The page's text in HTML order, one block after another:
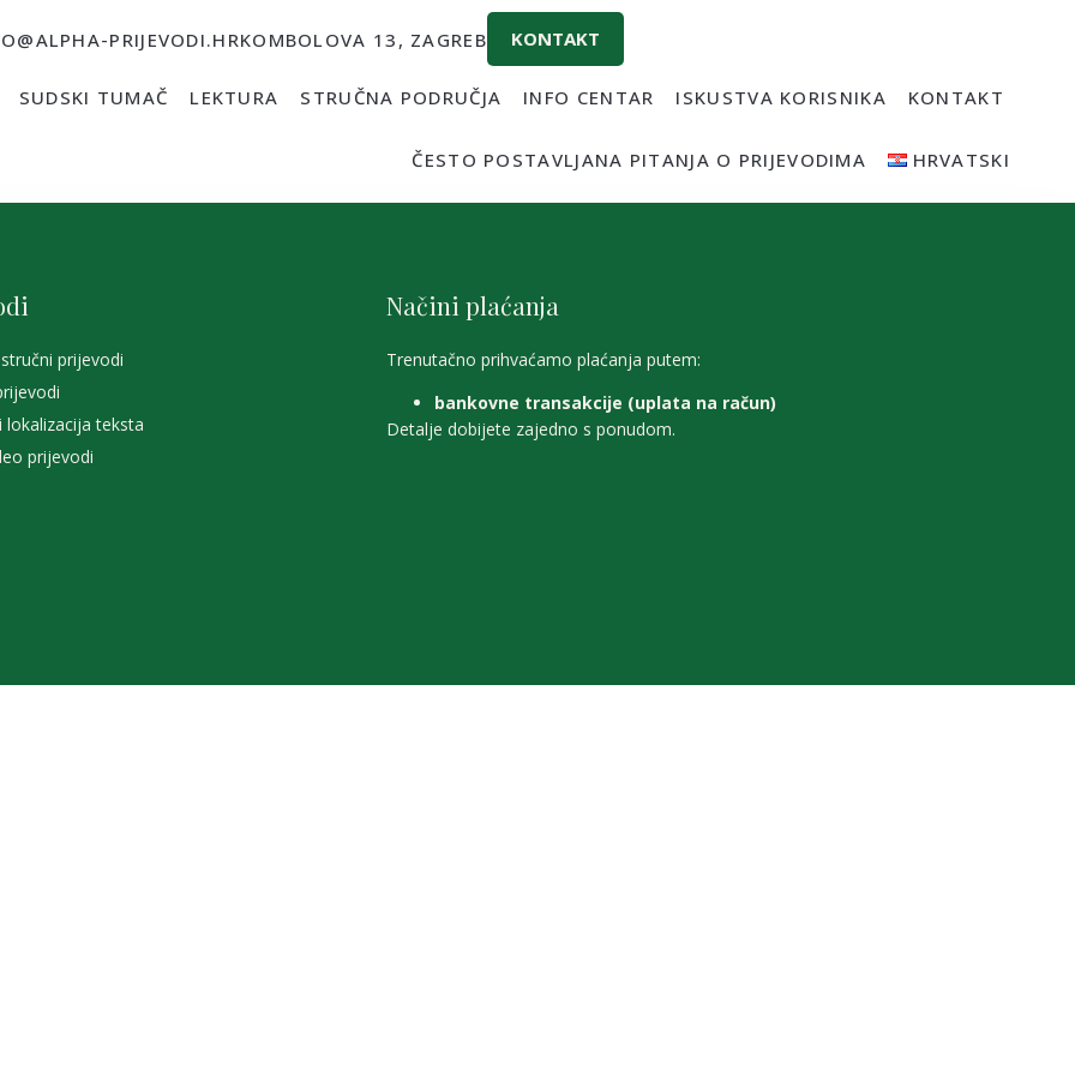
PRIJEVODI.HRKOMBOLOVA 13, ZAGREB KONTAKT
SUDSKI TUMAČ LEKTURA STRUČNA PODRUČJA INFO CENTAR ISKUSTVA KORISNIKA KONTAKT
ČESTO POSTAVLJANA PITANJA O PRIJEVODIMA HRVATSKI
prijevodi
lokalizacija teksta
prijevodi
Načini plaćanja
Trenutačno prihvaćamo plaćanja putem:
bankovne transakcije (uplata na račun)
Detalje dobijete zajedno s ponudom.